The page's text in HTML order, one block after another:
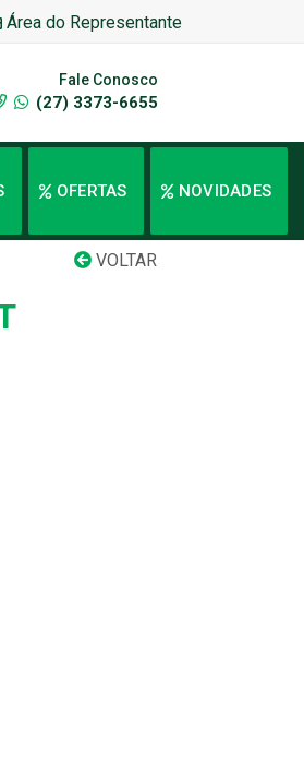
Área do Representante
Fale Conosco
(27) 3373-6655
OFERTAS NOVIDADES
VOLTAR